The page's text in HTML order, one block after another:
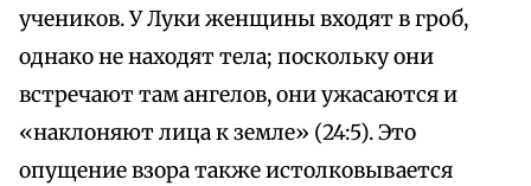
учеников. У Луки женщины входят в гроб,
однако не находят тела; поскольку они
встречают там ангелов, они ужасаются и
«наклоняют лица к земле» (24:5). Это
опущение взора также истолковывается